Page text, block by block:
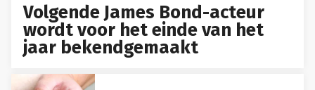
Volgende James Bond-acteur
wordt voor het einde van het
jaar bekendgemaakt